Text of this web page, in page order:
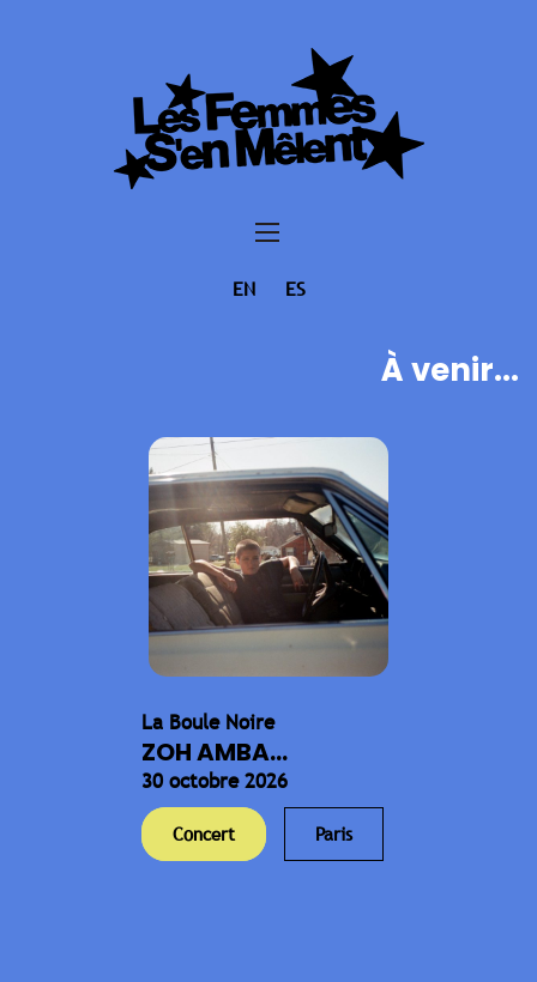
EN ES
À venir...
La Boule Noire
ZOH AMBA...
30 octobre 2026
Concert Paris